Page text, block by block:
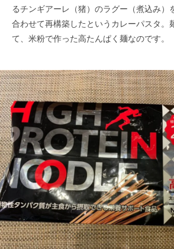
るチンギアーレ（猪）のラグー（煮込み）
合わせて再構築したというカレーパスタ。
て、米粉で作った高たんぱく麺なのです。